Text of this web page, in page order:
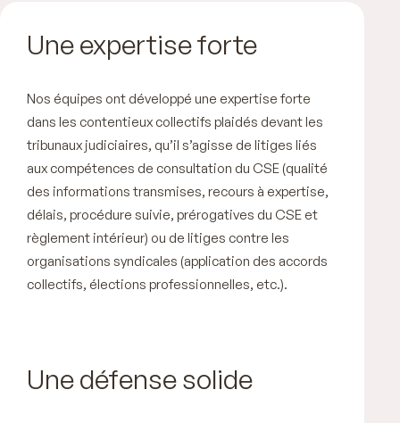
Une expertise forte
Nos équipes ont développé une expertise forte
dans les contentieux collectifs plaidés devant les
tribunaux judiciaires, qu’il s’agisse de litiges liés
aux compétences de consultation du CSE (qualité
des informations transmises, recours à expertise,
délais, procédure suivie, prérogatives du CSE et
règlement intérieur) ou de litiges contre les
organisations syndicales (application des accords
collectifs, élections professionnelles, etc.).
Une défense solide